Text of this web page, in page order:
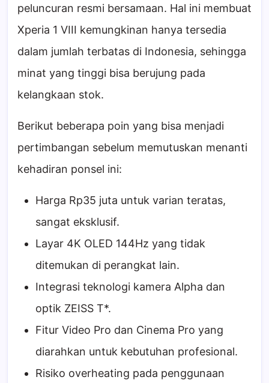
peluncuran resmi bersamaan. Hal ini membuat
Xperia 1 VIII kemungkinan hanya tersedia
dalam jumlah terbatas di Indonesia, sehingga
minat yang tinggi bisa berujung pada
kelangkaan stok.
Berikut beberapa poin yang bisa menjadi
pertimbangan sebelum memutuskan menanti
kehadiran ponsel ini:
Harga Rp35 juta untuk varian teratas,
sangat eksklusif.
Layar 4K OLED 144Hz yang tidak
ditemukan di perangkat lain.
Integrasi teknologi kamera Alpha dan
optik ZEISS T*.
Fitur Video Pro dan Cinema Pro yang
diarahkan untuk kebutuhan profesional.
Risiko overheating pada penggunaan